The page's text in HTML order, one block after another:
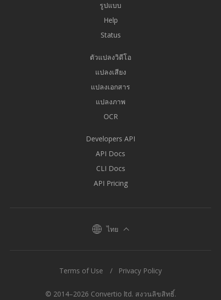
รูปแบบ
Help
Status
ตัวแปลงวิดีโอ
แปลงเสียง
แปลงเอกสาร
แปลงภาพ
OCR
Developers API
API Docs
CLI Docs
API Pricing
ไทย
© 2014–2026 Convertio ltd. สงวนลิขสิทธิ์.
Terms of Use Privacy Policy